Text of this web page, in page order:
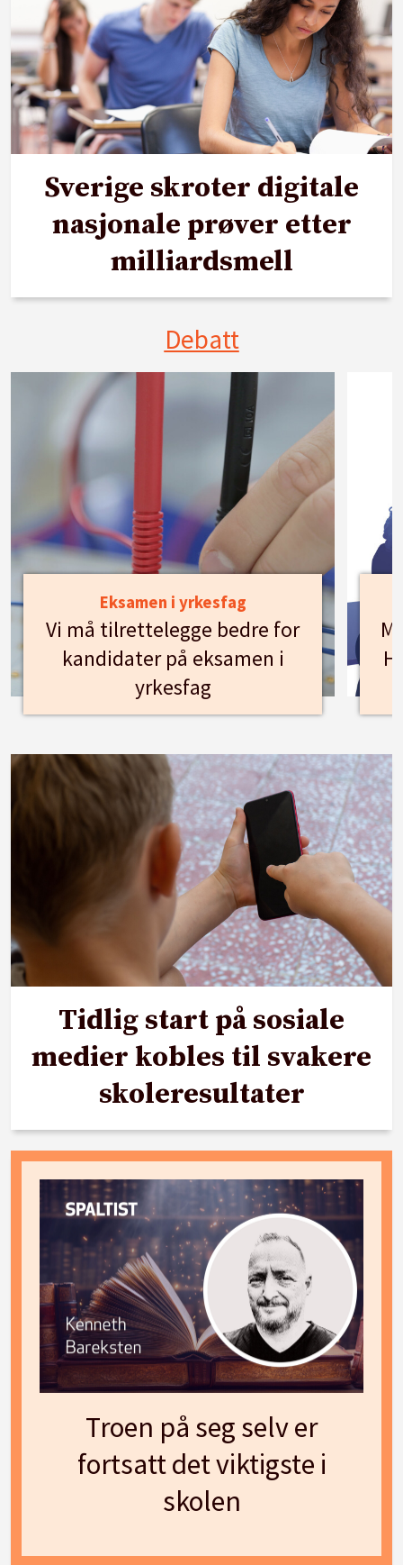
Sverige skroter digitale
nasjonale prøver etter
milliardsmell
Debatt
Eksamen i yrkesfag
Vi må tilrettelegge bedre for
kandidater på eksamen i
yrkesfag
Tidlig start på sosiale
medier kobles til svakere
skoleresultater
Troen på seg selv er
fortsatt det viktigste i
skolen